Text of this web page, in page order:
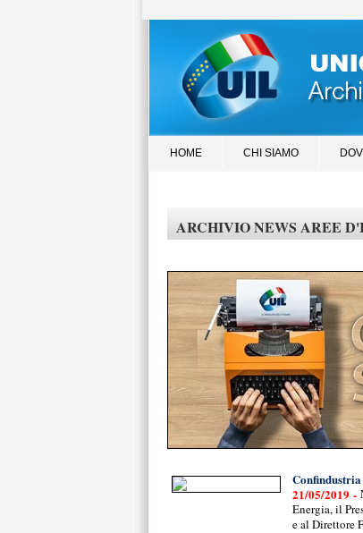
HOME CHI SIAMO
ARCHIVIO NEWS AREE
21/05/2019 -
Energia, il
e al Direttore